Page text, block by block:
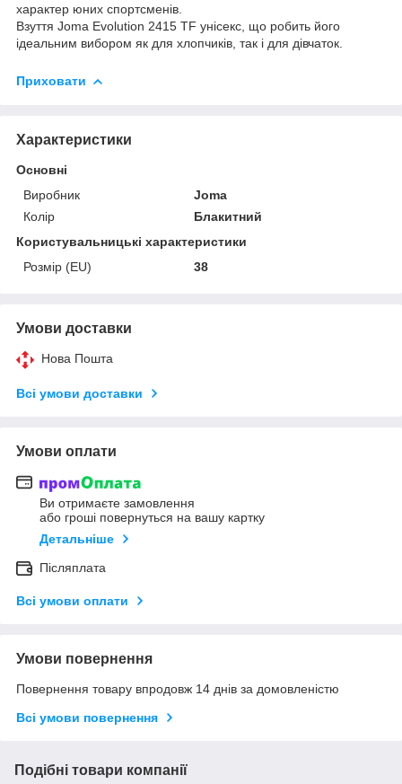
характер юних спортсменів.
Взуття Joma Evolution 2415 TF унісекс, що робить його
ідеальним вибором як для хлопчиків, так і для дівчаток.
Приховати
Характеристики
Основні
Виробник
Joma
Колір
Блакитний
Користувальницькі характеристики
Розмір (EU)
38
Умови доставки
Нова Пошта
Всі умови доставки
Умови оплати
Ви отримаєте замовлення
або гроші повернуться на вашу картку
Детальніше
Післяплата
Всі умови оплати
Умови повернення
Повернення товару впродовж 14 днів за домовленістю
Всі умови повернення
Подібні товари компанії